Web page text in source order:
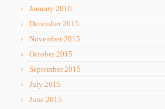
January 2016
December 2015
November 2015
October 2015
September 2015
July 2015
June 2015